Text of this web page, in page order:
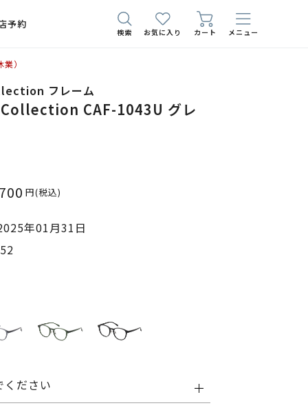
予約
検索 お気に入り カート メニュー
）
フレーム
CAF-1043U グレ
円(税込)
年01月31日
ください